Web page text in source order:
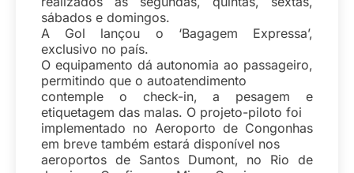
sábados e domingos.
A Gol lançou o ‘Bagagem Expressa’,
exclusivo no país.
O equipamento dá autonomia ao passageiro,
permitindo que o autoatendimento
contemple o check-in, a pesagem e
etiquetagem das malas. O projeto-piloto foi
implementado no Aeroporto de Congonhas
em breve também estará disponível nos
aeroportos de Santos Dumont, no Rio de